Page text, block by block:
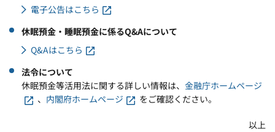
電子公告はこちら
休眠預金・睡眠預金に係るQ&Aについて
Q&Aはこちら
法令について
休眠預金等活用法に関する詳しい情報は、 金融庁ホームページ
、 内閣府ホームページ をご確認ください。
以上